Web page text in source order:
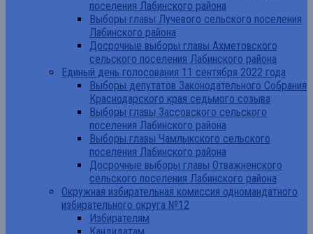
поселения Лабинского района
Выборы главы Лучевого сельского поселения
Лабинского района
Досрочные выборы главы Ахметовского
сельского поселения Лабинского района
Единый день голосования 11 сентября 2022 года
Выборы депутатов Законодательного Собрания
Краснодарского края седьмого созыва
Выборы главы Зассовского сельского
поселения Лабинского района
Выборы главы Чамлыкского сельского
поселения Лабинского района
Досрочные выборы главы Отважненского
сельского поселения Лабинского района
Окружная избирательная комиссия одномандатного
избирательного округа №12
Избирателям